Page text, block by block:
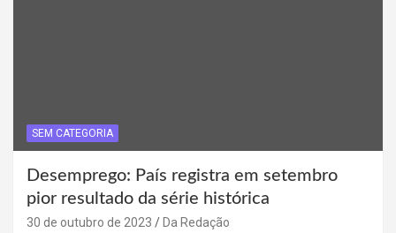
SEM CATEGORIA
Desemprego: País registra em setembro
pior resultado da série histórica
30 de outubro de 2023
Da Redação